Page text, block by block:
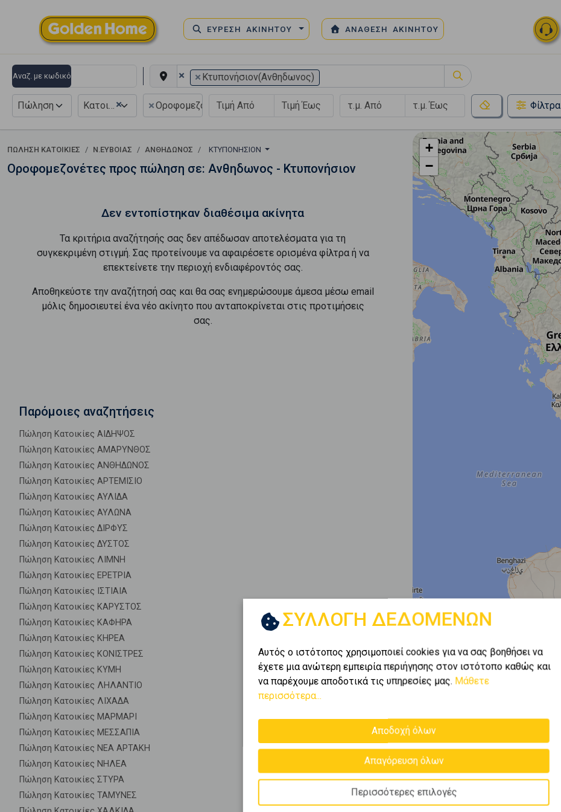
ΕΥΡΕΣΗ ΑΚΙΝΗΤΟΥ ΑΝΑΘΕΣΗ ΑΚΙΝΗΤΟΥ
Αναζ. με κωδικό × × Κτυπονήσιον(Ανθηδωνος)
Πώληση ×
Κατοικία ×Οροφομεζονέτα Φίλτρα
ΠΏΛΗΣΗ ΚΑΤΟΙΚΊΕΣ Ν.ΕΥΒΟΙΑΣ ΑΝΘΗΔΩΝΟΣ ΚΤΥΠΟΝΉΣΙΟΝ
Οροφομεζονέτες προς πώληση σε: Ανθηδωνος - Κτυπονήσιον
Δεν εντοπίστηκαν διαθέσιμα ακίνητα
Τα κριτήρια αναζήτησής σας δεν απέδωσαν αποτελέσματα για τη
συγκεκριμένη στιγμή. Σας προτείνουμε να αφαιρέσετε ορισμένα φίλτρα ή να
επεκτείνετε την περιοχή ενδιαφέροντός σας.
Αποθηκεύστε την αναζήτησή σας και θα σας ενημερώσουμε άμεσα μέσω email
μόλις δημοσιευτεί ένα νέο ακίνητο που ανταποκρίνεται στις προτιμήσεις
σας.
Παρόμοιες αναζητήσεις
Πώληση Κατοικίες ΑΙΔΗΨΟΣ
Πώληση Κατοικίες ΑΜΑΡΥΝΘΟΣ
Πώληση Κατοικίες ΑΝΘΗΔΩΝΟΣ
Πώληση Κατοικίες ΑΡΤΕΜΙΣΙΟ
Πώληση Κατοικίες ΑΥΛΙΔΑ
Πώληση Κατοικίες ΑΥΛΩΝΑ
Πώληση Κατοικίες ΔΙΡΦΥΣ
Πώληση Κατοικίες ΔΥΣΤΟΣ
Πώληση Κατοικίες ΛΙΜΝΗ
Πώληση Κατοικίες ΕΡΕΤΡΙΑ
Πώληση Κατοικίες ΙΣΤΙΑΙΑ
Πώληση Κατοικίες ΚΑΡΥΣΤΟΣ
Πώληση Κατοικίες ΚΑΦΗΡΑ
Πώληση Κατοικίες ΚΗΡΕΑ
Πώληση Κατοικίες ΚΟΝΙΣΤΡΕΣ
Πώληση Κατοικίες ΚΥΜΗ
Πώληση Κατοικίες ΛΗΛΑΝΤΙΟ
Πώληση Κατοικίες ΛΙΧΑΔΑ
Πώληση Κατοικίες ΜΑΡΜΑΡΙ
Πώληση Κατοικίες ΜΕΣΣΑΠΙΑ
Πώληση Κατοικίες ΝΕΑ ΑΡΤΑΚΗ
Πώληση Κατοικίες ΝΗΛΕΑ
Πώληση Κατοικίες ΣΤΥΡΑ
Πώληση Κατοικίες ΤΑΜΥΝΕΣ
+
−
ΣΥΛΛΟΓΗ ΔΕΔΟΜΕΝΩΝ
Αυτός ο ιστότοπος χρησιμοποιεί cookies για να σας βοηθήσει να
έχετε μια ανώτερη εμπειρία περιήγησης στον ιστότοπο καθώς και
να παρέχουμε αποδοτικά τις υπηρεσίες μας. Μάθετε
περισσότερα...
Αποδοχή όλων
Απαγόρευση όλων
Περισσότερες επιλογές